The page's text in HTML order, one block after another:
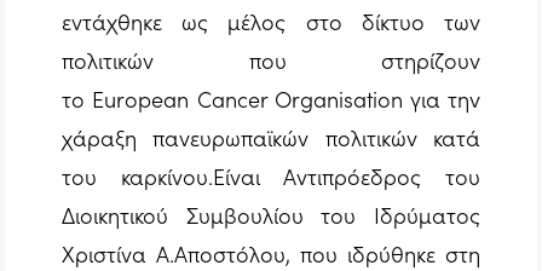
εντάχθηκε ως μέλος στο δίκτυο των
πολιτικών που στηρίζουν
το European Cancer Organisation για την
χάραξη πανευρωπαϊκών πολιτικών κατά
του καρκίνου.Είναι Αντιπρόεδρος του
Διοικητικού Συμβουλίου του Ιδρύματος
Χριστίνα Α.Αποστόλου, που ιδρύθηκε στη